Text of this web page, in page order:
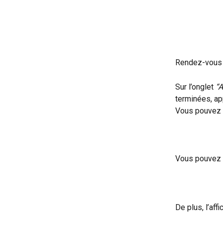
Rendez-
Sur l’onglet
terminées,
Vous
Vous pouvez
De plus,